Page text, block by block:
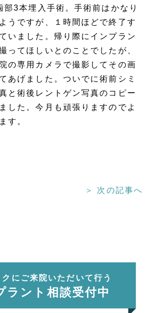
部3本埋入手術。手術前はかなり
うですが、１時間ほどで終了す
いました。帰り際にインプラン
ってほしいとのことでしたが、
の専用カメラで撮影してその画
あげました。ついでに術前シミ
と術後レントゲン写真のコピー
した。今月も頑張りますのでよ
す。
＞ 次の記事へ
にご来院いただいて行う
ラント相談受付中